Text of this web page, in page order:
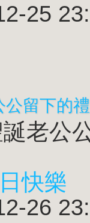
25
公留下的
誕老公
快樂
26